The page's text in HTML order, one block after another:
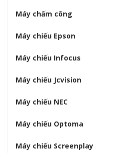
Máy chấm công
Máy chiếu Epson
Máy chiếu Infocus
Máy chiếu Jcvision
Máy chiếu NEC
Máy chiếu Optoma
Máy chiếu Screenplay